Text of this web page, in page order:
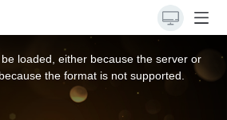
loaded, either because the server or
the format is not supported.